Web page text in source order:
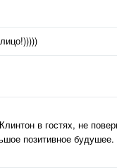
в гостях, не
позитивное